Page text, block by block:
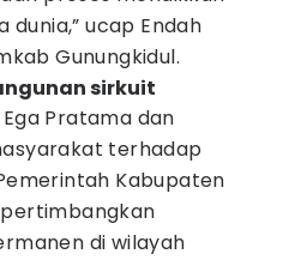
dunia,” ucap Endah
Gunungkidul.
sirkuit
Pratama dan
terhadap
Kabupaten
di wilayah